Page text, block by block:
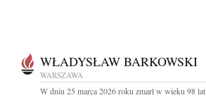
WŁADYSŁAW BARKOWSKI
WARSZAWA
W dniu 25 marca 2026 roku zmarł w wieku 98 lat